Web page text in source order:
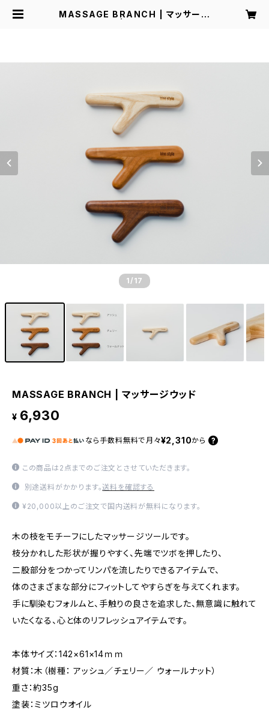
MASSAGE BRANCH | マッサージ
1 /17
MASSAGE BRANCH | マッサージウッド
¥ 6,930
なら 手数料無料で 月々¥2,310から
この商品は2点までのご注文とさせていただきます。
別途送料がかかります。送料を確認する
¥20,000以上のご注文で国内送料が無料になります。
木の枝をモチーフにしたマッサージツールです。
枝分かれした形状が握りやすく、先端でツボを押したり、
二股部分をつかってリンパを流したりできるアイテムで、
体のさまざまな部分にフィットしてやすらぎを与えてくれます。
手に馴染むフォルムと、手触りの良さを追求した、無意識に触れて
いたくなる、心と体のリフレッシュアイテムです。
本体サイズ：142×61×14ｍｍ
材質：木（樹種： アッシュ／チェリー／ ウォールナット）
重さ：約35g
塗装：ミツロウオイル